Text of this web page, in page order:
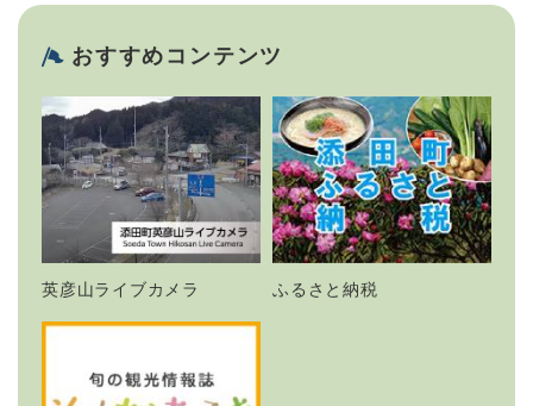
おすすめコンテンツ
英彦山ライブカメラ ふるさと納税